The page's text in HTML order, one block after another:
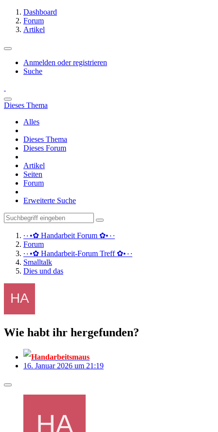
Dashboard
Forum
Artikel
Anmelden oder registrieren
Suche
Dieses Thema
Alles
Dieses Thema
Dieses Forum
Artikel
Seiten
Forum
Erweiterte Suche
·٠•✿ Handarbeit Forum ✿•٠·
Forum
·٠•✿ Handarbeit-Forum Treff ✿•٠·
Smalltalk
Dies und das
Wie habt ihr hergefunden?
Handarbeitsmaus
16. Januar 2026 um 21:19